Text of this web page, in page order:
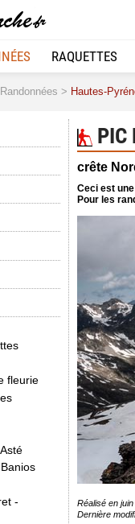
RAQUETTES
> Hautes-
fleurie
-
PIC
crête
Ceci est
Pour les
Réalisé en
Dernière